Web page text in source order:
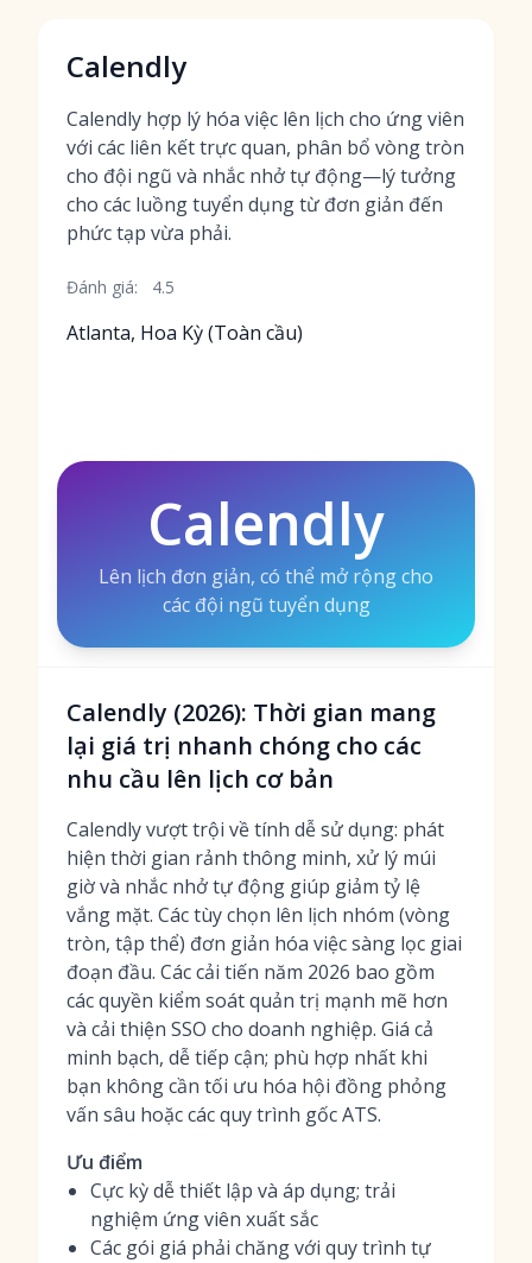
Calendly
Calendly hợp lý hóa việc lên lịch cho ứng viên
với các liên kết trực quan, phân bổ vòng tròn
cho đội ngũ và nhắc nhở tự động—lý tưởng
cho các luồng tuyển dụng từ đơn giản đến
phức tạp vừa phải.
Đánh giá: 4.5
Atlanta, Hoa Kỳ (Toàn cầu)
Calendly
Lên lịch đơn giản, có thể mở rộng cho
các đội ngũ tuyển dụng
Calendly (2026): Thời gian mang
lại giá trị nhanh chóng cho các
nhu cầu lên lịch cơ bản
Calendly vượt trội về tính dễ sử dụng: phát
hiện thời gian rảnh thông minh, xử lý múi
giờ và nhắc nhở tự động giúp giảm tỷ lệ
vắng mặt. Các tùy chọn lên lịch nhóm (vòng
tròn, tập thể) đơn giản hóa việc sàng lọc giai
đoạn đầu. Các cải tiến năm 2026 bao gồm
các quyền kiểm soát quản trị mạnh mẽ hơn
và cải thiện SSO cho doanh nghiệp. Giá cả
minh bạch, dễ tiếp cận; phù hợp nhất khi
bạn không cần tối ưu hóa hội đồng phỏng
vấn sâu hoặc các quy trình gốc ATS.
Ưu điểm
Cực kỳ dễ thiết lập và áp dụng; trải
nghiệm ứng viên xuất sắc
Các gói giá phải chăng với quy trình tự